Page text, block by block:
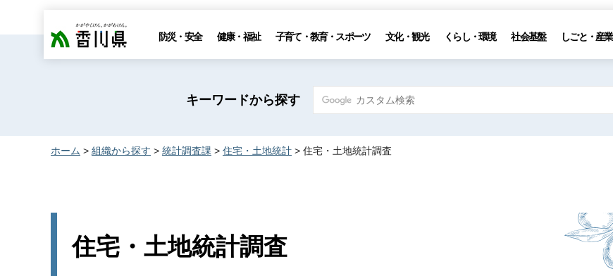
香川県 防災・安全 健康・福祉 子育て・教育・スポーツ 文化・観光 くらし・環境 社会基盤 しごと・産業
キーワードから探す
ホーム > 組織から探す > 統計調査課 > 住宅・土地統計 > 住宅・土地統計調査
住宅・土地統計調査